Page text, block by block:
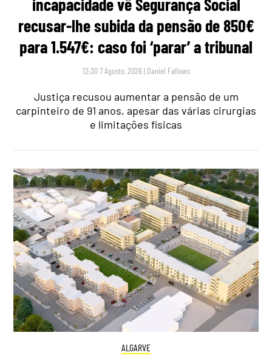
incapacidade vê Segurança Social
recusar-lhe subida da pensão de 850€
para 1.547€: caso foi ‘parar’ a tribunal
12:30 7 Agosto, 2026 | Daniel Fallows
Justiça recusou aumentar a pensão de um
carpinteiro de 91 anos, apesar das várias cirurgias
e limitações físicas
ALGARVE